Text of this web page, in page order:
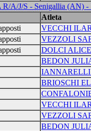
A/J/S - Senigallia (AN) -
Atleta
VECCHI
VEZZOLI
DOLCI ALICE
BEDON
BRIOSCHI
VECCHI
VEZZOLI
BEDON